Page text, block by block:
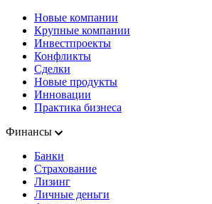
Новые компании
Крупные компании
Инвестпроекты
Конфликты
Сделки
Новые продукты
Инновации
Практика бизнеса
Финансы
Банки
Страхование
Лизинг
Личные деньги